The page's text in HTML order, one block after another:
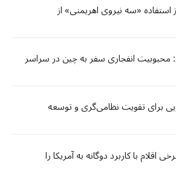
«سه نیروی اهریمنی» از
انفجاری سفر به چین در سراسر
برای تقویت نظامی‌گری و توسعه
با کاربرد دوگانه به آمریکا را